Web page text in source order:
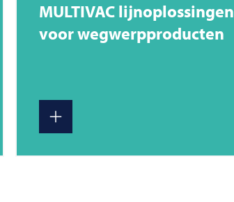
MULTIVAC lijnoplossingen
voor wegwerpproducten